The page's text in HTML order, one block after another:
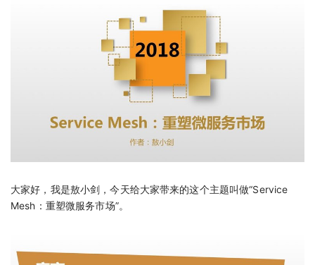
大家好，我是敖小剑，今天给大家带来的这个主题叫做“Service
Mesh：重塑微服务市场”。